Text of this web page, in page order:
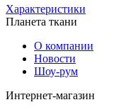
Характеристики
Планета ткани
О компании
Новости
Шоу-рум
Интернет-магазин